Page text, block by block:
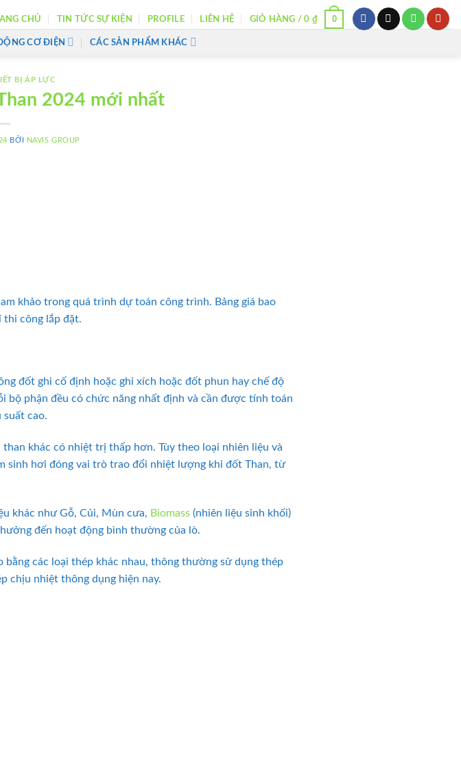
CHỦ TIN TỨC SỰ KIỆN PROFILE LIÊN HỆ GIỎ HÀNG /0 ₫ 0
CƠ ĐIỆN CÁC SẢN PHẨM KHÁC
BỊ ÁP LỰC
2024 mới nhất
BỞI NAVIS GROUP
khảo trong quá trình dự toán công trình. Bảng giá bao
thi công lắp đặt.
đốt ghi cố định hoặc ghi xích hoặc đốt phun hay chế độ
phận đều có chức năng nhất định và cần được tính toán
suất cao.
khác có nhiệt trị thấp hơn. Tùy theo loại nhiên liệu và
sinh hơi đóng vai trò trao đổi nhiệt lượng khi đốt Than, từ
khác như Gỗ, Củi, Mùn cưa, Biomass (nhiên liệu sinh khối)
đến hoạt động bình thường của lò.
các loại thép khác nhau, thông thường sử dụng thép
chịu nhiệt thông dụng hiện nay.